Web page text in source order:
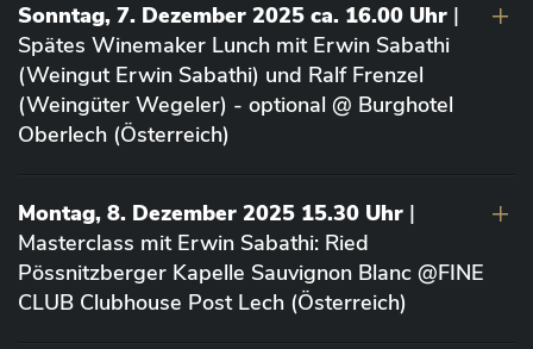
Sonntag, 7. Dezember 2025 ca. 16.00 Uhr |
Spätes Winemaker Lunch mit Erwin Sabathi
(Weingut Erwin Sabathi) und Ralf Frenzel
(Weingüter Wegeler) - optional @ Burghotel
Oberlech (Österreich)
Montag, 8. Dezember 2025 15.30 Uhr |
Masterclass mit Erwin Sabathi: Ried
Pössnitzberger Kapelle Sauvignon Blanc @FINE
CLUB Clubhouse Post Lech (Österreich)